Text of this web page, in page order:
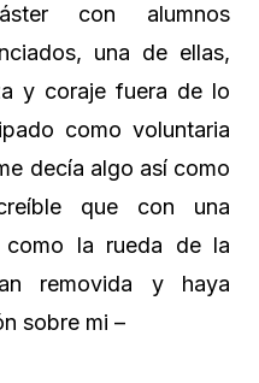
con alumnos
una de ellas,
y coraje fuera de lo
como voluntaria
decía algo así como
que con una
como la rueda de la
removida y haya
sobre mi –